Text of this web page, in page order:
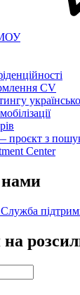
МОУ
CV
проєкт з
Center
нами
Служба